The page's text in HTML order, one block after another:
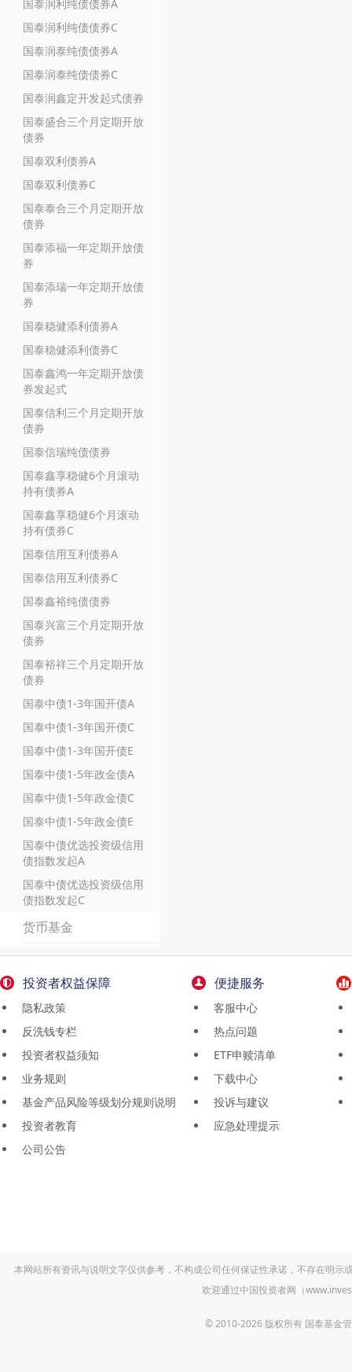
国泰润利纯债债券A
国泰润利纯债债券C
国泰润泰纯债债券A
国泰润泰纯债债券C
国泰润鑫定开发起式债券
国泰盛合三个月定期开放
债券
国泰双利债券A
国泰双利债券C
国泰泰合三个月定期开放
债券
国泰添福一年定期开放债
券
国泰添瑞一年定期开放债
券
国泰稳健添利债券A
国泰稳健添利债券C
国泰鑫鸿一年定期开放债
券发起式
国泰信利三个月定期开放
债券
国泰信瑞纯债债券
国泰鑫享稳健6个月滚动
持有债券A
国泰鑫享稳健6个月滚动
持有债券C
国泰信用互利债券A
国泰信用互利债券C
国泰鑫裕纯债债券
国泰兴富三个月定期开放
债券
国泰裕祥三个月定期开放
债券
国泰中债1-3年国开债A
国泰中债1-3年国开债C
国泰中债1-3年国开债E
国泰中债1-5年政金债A
国泰中债1-5年政金债C
国泰中债1-5年政金债E
国泰中债优选投资级信用
债指数发起A
国泰中债优选投资级信用
债指数发起C
货币基金
投资者权益保障
隐私政策
反洗钱专栏
投资者权益须知
业务规则
基金产品风险等级划分规则说明
投资者教育
公司公告
便捷服务
客服中心
热点问题
ETF申赎清单
下载中心
投诉与建议
应急处理提示
本网站所有资讯与说明文字仅供参考，不构成公司任何保证性承诺，不存在明
欢迎通过中国投资者网（
© 2010-2026 版权所有 国泰基金